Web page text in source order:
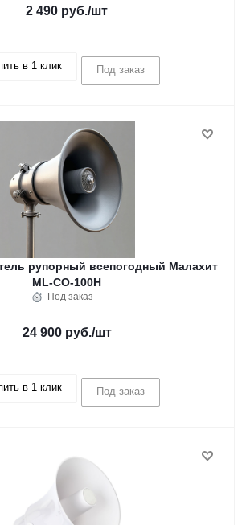
2 490 руб./шт
в 1 клик Под заказ
рупорный всепогодный Малахит
ML-CO-100H
Под заказ
24 900 руб./шт
в 1 клик Под заказ